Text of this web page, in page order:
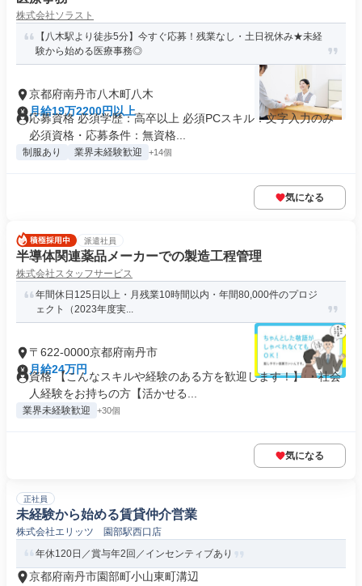
株式会社ソラスト
【八木駅より徒歩5分】今すぐ応募！残業なし・土日祝休み★未経
験から始める医療事務◎
京都府南丹市八木町八木
月給19万2200円以上
応募資格 必須学歴：高卒以上 必須PCスキル：文字入力のみ
必須資格・応募条件：無資格...
制服あり 業界未経験歓迎 +14個
気になる
派遣社員
半導体関連薬品メーカーでの製造工程管理
株式会社スタッフサービス
年間休日125日以上・月残業10時間以内・年間80,000件のプロジ
ェクト（2023年度実...
〒622-0000京都府南丹市
月給24万円
資格 【こんなスキルや経験のある方を歓迎します！】 ・社会
人経験をお持ちの方【活かせる...
業界未経験歓迎 +30個
気になる
正社員
未経験から始める賃貸仲介営業
株式会社エリッツ 園部駅西口店
年休120日／賞与年2回／インセンティブあり
京都府南丹市園部町小山東町溝辺